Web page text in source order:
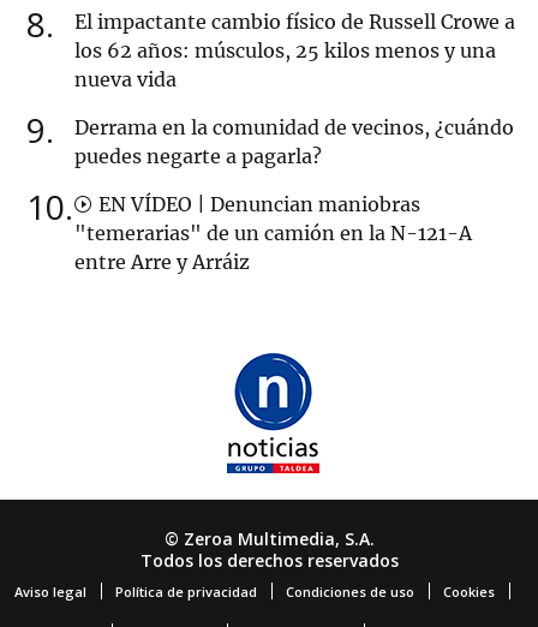
8
El impactante cambio físico de Russell Crowe a
los 62 años: músculos, 25 kilos menos y una
nueva vida
9
Derrama en la comunidad de vecinos, ¿cuándo
puedes negarte a pagarla?
10
EN VÍDEO | Denuncian maniobras
"temerarias" de un camión en la N-121-A
entre Arre y Arráiz
© Zeroa Multimedia, S.A.
Todos los derechos reservados
Aviso legal Política de privacidad Condiciones de uso Cookies